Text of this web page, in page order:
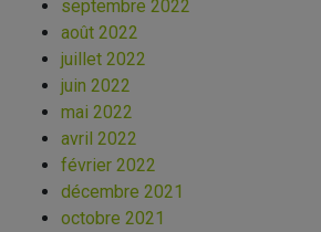
septembre 2022
août 2022
juillet 2022
juin 2022
mai 2022
avril 2022
février 2022
décembre 2021
octobre 2021